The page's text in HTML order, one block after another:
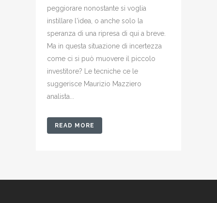
peggiorare nonostante si voglia
instillare l'idea, o anche solo la
speranza di una ripresa di qui a breve.
Ma in questa situazione di incertezza
come ci si può muovere il piccolo
investitore? Le tecniche ce le
suggerisce Maurizio Mazziero
analista...
READ MORE